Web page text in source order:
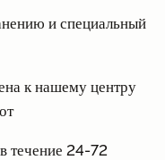
и специальный
к нашему центру
течение 24-72